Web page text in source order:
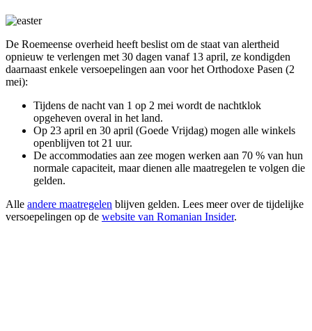
De Roemeense overheid heeft beslist om de staat van alertheid
opnieuw te verlengen met 30 dagen vanaf 13 april, ze kondigden
daarnaast enkele versoepelingen aan voor het Orthodoxe Pasen (2
mei):
Tijdens de nacht van 1 op 2 mei wordt de nachtklok
opgeheven overal in het land.
Op 23 april en 30 april (Goede Vrijdag) mogen alle winkels
openblijven tot 21 uur.
De accommodaties aan zee mogen werken aan 70 % van hun
normale capaciteit, maar dienen alle maatregelen te volgen die
gelden.
Alle andere maatregelen blijven gelden. Lees meer over de tijdelijke
versoepelingen op de website van Romanian Insider.